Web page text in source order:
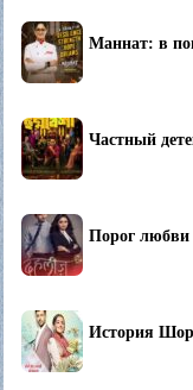
Маннат: в
Частный
Порог любви
История